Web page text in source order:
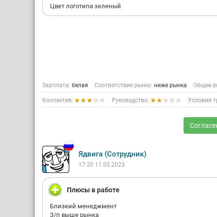
Цвет логотипа зеленый
Зарплата: белая Соответствие рынку: ниже рынка Общее
Коллектив: Руководство: Условия
Ядвига (Сотрудник)
17:20 11.05.2023
Плюсы в работе
Близкий менеджмент
З/п выше рынка